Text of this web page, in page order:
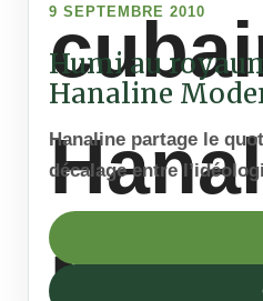
9 SEPTEMBRE 2010
Humi au
Hanaline
Hanaline partage le
décalage entre